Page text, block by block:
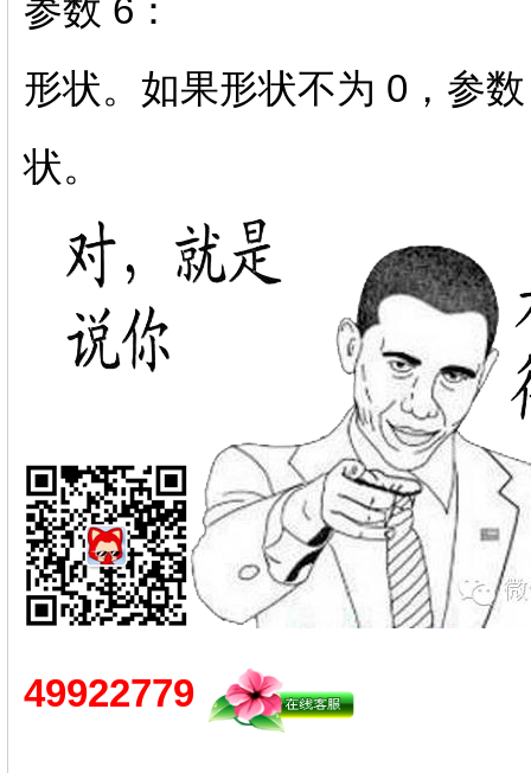
参数 6：
形状。如果形状不为 0，参
状。
49922779